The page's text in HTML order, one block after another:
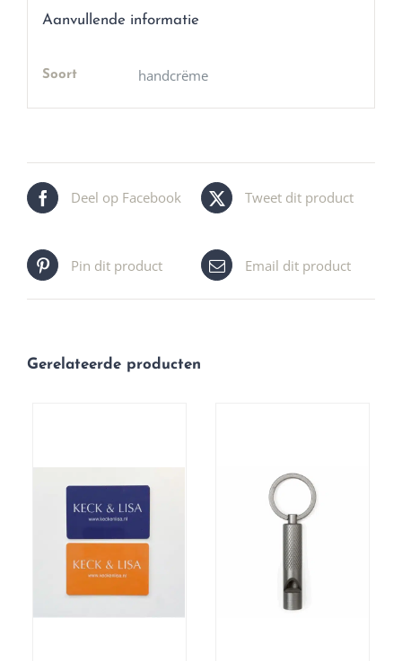
Aanvullende informatie
Soort handcrëme
Deel op Facebook Tweet dit product
Pin dit product Email dit product
Gerelateerde producten